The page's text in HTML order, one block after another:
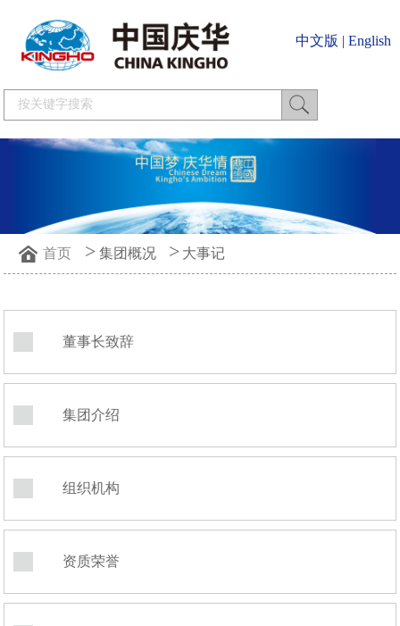
中文版 | English
首页 > 集团概况 > 大事记
董事长致辞
集团介绍
组织机构
资质荣誉